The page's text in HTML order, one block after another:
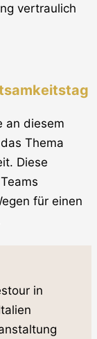
vertraulich
an diesem
Thema
Diese
für einen
in